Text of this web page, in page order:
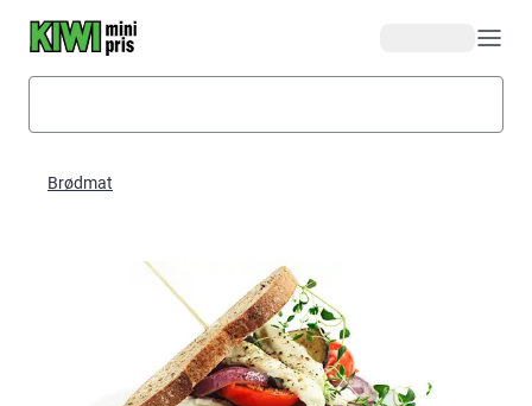
Brødmat